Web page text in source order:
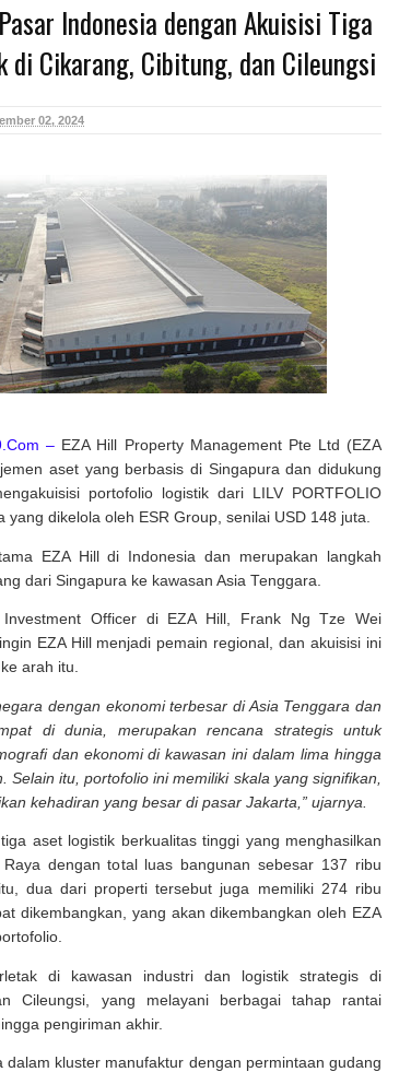
Indonesia dengan Akuisisi Tiga
Cikarang, Cibitung, dan Cileungsi
02, 2024
– EZA Hill Property Management Pte Ltd (EZA
aset yang berbasis di Singapura dan didukung
portofolio logistik dari LILV PORTFOLIO
yang dikelola oleh ESR Group, senilai USD 148 juta.
EZA Hill di Indonesia dan merupakan langkah
dari Singapura ke kawasan Asia Tenggara.
Officer di EZA Hill, Frank Ng Tze Wei
EZA Hill menjadi pemain regional, dan akuisisi ini
arah itu.
dengan ekonomi terbesar di Asia Tenggara dan
di dunia, merupakan rencana strategis untuk
dan ekonomi di kawasan ini dalam lima hingga
Selain itu, portofolio ini memiliki skala yang signifikan,
kehadiran yang besar di pasar Jakarta,” ujarnya.
aset logistik berkualitas tinggi yang menghasilkan
dengan total luas bangunan sebesar 137 ribu
dua dari properti tersebut juga memiliki 274 ribu
dikembangkan, yang akan dikembangkan oleh EZA
di kawasan industri dan logistik strategis di
Cileungsi, yang melayani berbagai tahap rantai
pengiriman akhir.
dalam kluster manufaktur dengan permintaan gudang